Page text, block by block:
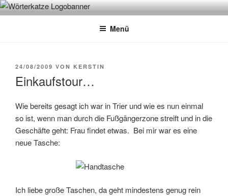
Zum
InhaltWÖRTERKATZE
Von Büchern erzählen
Menü
VERÖFFENTLICHT
24/08/2009 VON KERSTIN
Einkaufstour…
Wie bereits gesagt ich war in Trier und wie es nun einmal
so ist, wenn man durch die Fußgängerzone streift und in die
Geschäfte geht: Frau findet etwas. Bei mir war es eine
neue Tasche:
Ich liebe große Taschen, da geht mindestens genug rein